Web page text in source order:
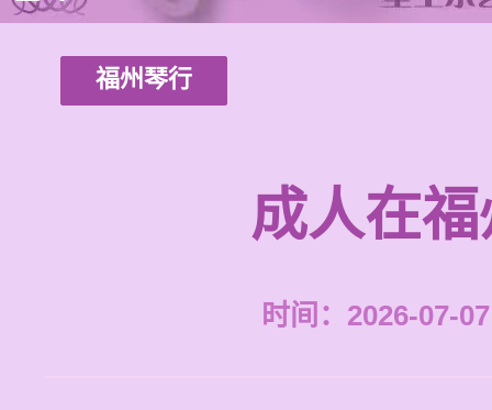
福州琴行
成人在
时间：2026-07-